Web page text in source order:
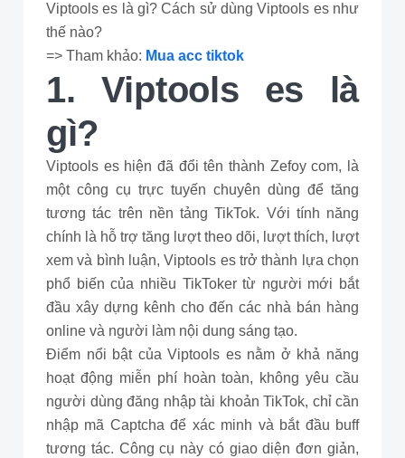
Viptools es là gì? Cách sử dùng Viptools es như
thế nào?
=> Tham khảo: Mua acc tiktok
1. Viptools es là
gì?
Viptools es hiện đã đổi tên thành Zefoy com, là
một công cụ trực tuyến chuyên dùng để tăng
tương tác trên nền tảng TikTok. Với tính năng
chính là hỗ trợ tăng lượt theo dõi, lượt thích, lượt
xem và bình luận, Viptools es trở thành lựa chọn
phổ biến của nhiều TikToker từ người mới bắt
đầu xây dựng kênh cho đến các nhà bán hàng
online và người làm nội dung sáng tạo.
Điểm nổi bật của Viptools es nằm ở khả năng
hoạt động miễn phí hoàn toàn, không yêu cầu
người dùng đăng nhập tài khoản TikTok, chỉ cần
nhập mã Captcha để xác minh và bắt đầu buff
tương tác. Công cụ này có giao diện đơn giản,